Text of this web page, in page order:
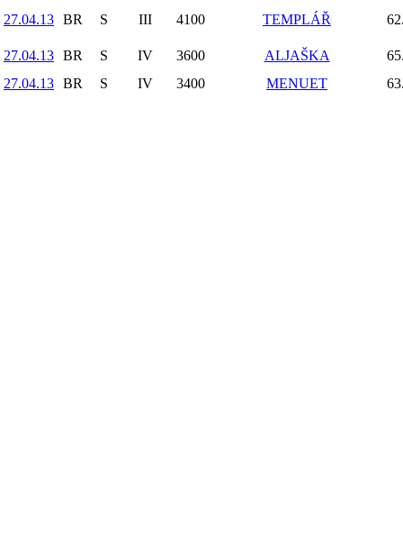
27.04.13 BR S III 4100 TEMPLÁŘ
27.04.13 BR S IV 3600 ALJAŠKA
27.04.13 BR S IV 3400 MENUET